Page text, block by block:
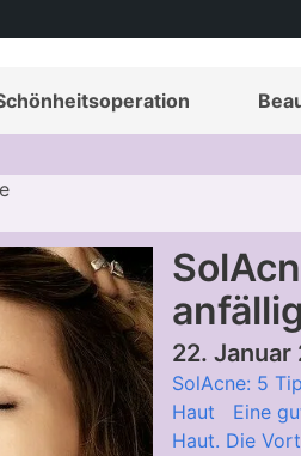
22. Januar
SolAcne: 5
Haut Eine
Haut. Die